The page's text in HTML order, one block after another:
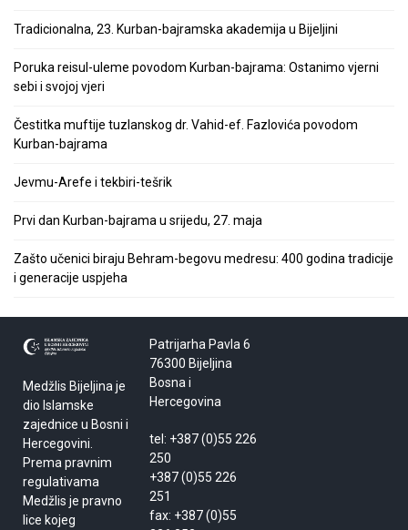
Tradicionalna, 23. Kurban-bajramska akademija u Bijeljini
Poruka reisul-uleme povodom Kurban-bajrama: Ostanimo vjerni
sebi i svojoj vjeri
Čestitka muftije tuzlanskog dr. Vahid-ef. Fazlovića povodom
Kurban-bajrama
Jevmu-Arefe i tekbiri-tešrik
Prvi dan Kurban-bajrama u srijedu, 27. maja
Zašto učenici biraju Behram-begovu medresu: 400 godina tradicije
i generacije uspjeha
Medžlis Bijeljina je
dio Islamske
zajednice u Bosni i
Hercegovini.
Prema pravnim
regulativama
Medžlis je pravno
lice kojeg
Patrijarha Pavla 6
76300 Bijeljina
Bosna i
Hercegovina
tel: +387 (0)55 226
250
+387 (0)55 226
251
fax: +387 (0)55